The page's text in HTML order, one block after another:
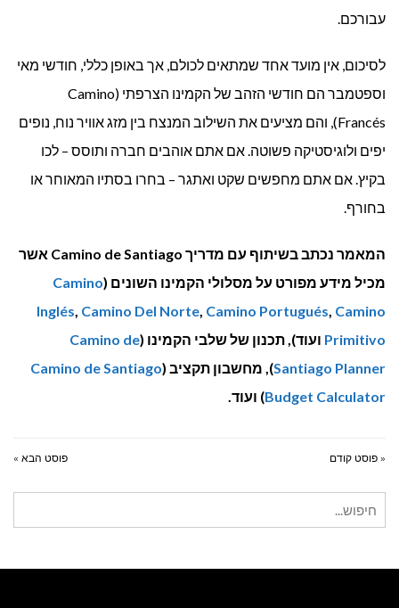
עבורכם.
לסיכום, אין מועד אחד שמתאים לכולם, אך באופן כללי, חודשי מאי
וספטמבר הם חודשי הזהב של הקמינו הצרפתי (Camino
Francés), והם מציעים את השילוב המנצח בין מזג אוויר נוח, נופים
יפים ולוגיסטיקה פשוטה. אם אתם אוהבים חברה ותוסס – לכו
בקיץ. אם אתם מחפשים שקט ואתגר – בחרו בסתיו המאוחר או
בחורף.
המאמר נכתב בשיתוף עם מדריך Camino de Santiago אשר
מכיל מידע מפורט על מסלולי הקמינו השונים (Camino
Inglés, Camino Del Norte, Camino Portugués, Camino
Primitivo ועוד), תכנון של שלבי הקמינו (Camino de
Santiago Planner), מחשבון תקציב (Camino de Santiago
Budget Calculator) ועוד.
« פוסט קודם פוסט הבא »
עבור: